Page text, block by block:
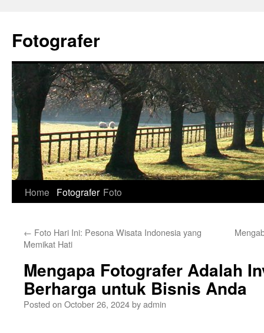
content
Fotografer
Home Fotografer Foto
← Foto Hari Ini: Pesona Wisata Indonesia yang
Memikat Hati
Mengapa Fotografer Adalah
Berharga untuk Bisnis Anda
Posted on October 26, 2024byadmin